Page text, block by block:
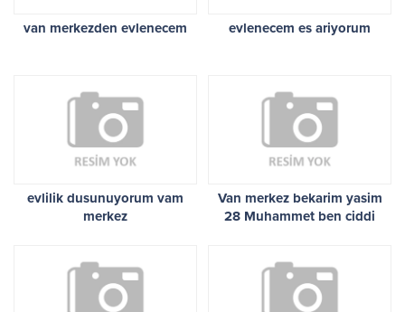
van merkezden evlenecem evlenecem es ariyorum
evlilik dusunuyorum vam
merkez
Van merkez bekarim yasim
28 Muhammet ben ciddi